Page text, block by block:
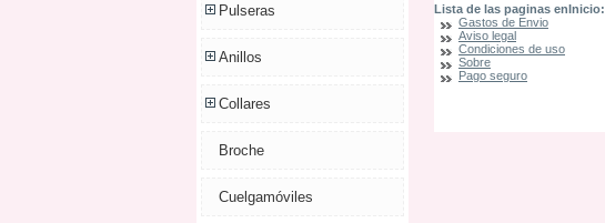
Pulseras
Anillos
Collares
Broche
Cuelgamóviles
Lista de las paginas enInicio:
Gastos de Envio
Aviso legal
Condiciones de uso
Sobre
Pago seguro